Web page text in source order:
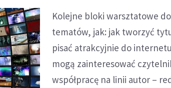
Kolejne bloki warsztatowe
tematów, jak: jak tworzyć
pisać atrakcyjnie do
mogą zainteresować
współpracę na linii autor –